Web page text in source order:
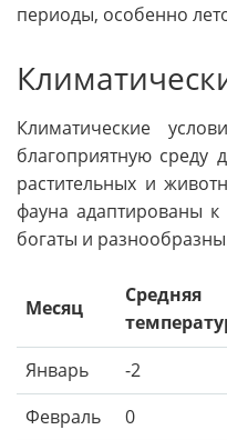
периоды, особенно
Климатические
благоприятную среду
растительных и
фауна адаптированы
богаты и
Месяц
Средняя
Январь
-2
Февраль
0